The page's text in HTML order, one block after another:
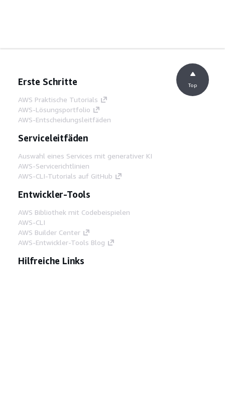
Erste Schritte
AWS Praktische Tutorials
AWS-Lösungsportfolio
AWS-Entscheidungsleitfäden
Serviceleitfäden
Auswahl eines Services mit generativer KI
AWS-Servicerichtlinien
AWS-CLI-Tutorials auf GitHub
Entwickler-Tools
AWS Bibliothek mit Codebeispielen
AWS-CLI
AWS Builder Center
AWS-Entwickler-Tools Blog
Hilfreiche Links
Top